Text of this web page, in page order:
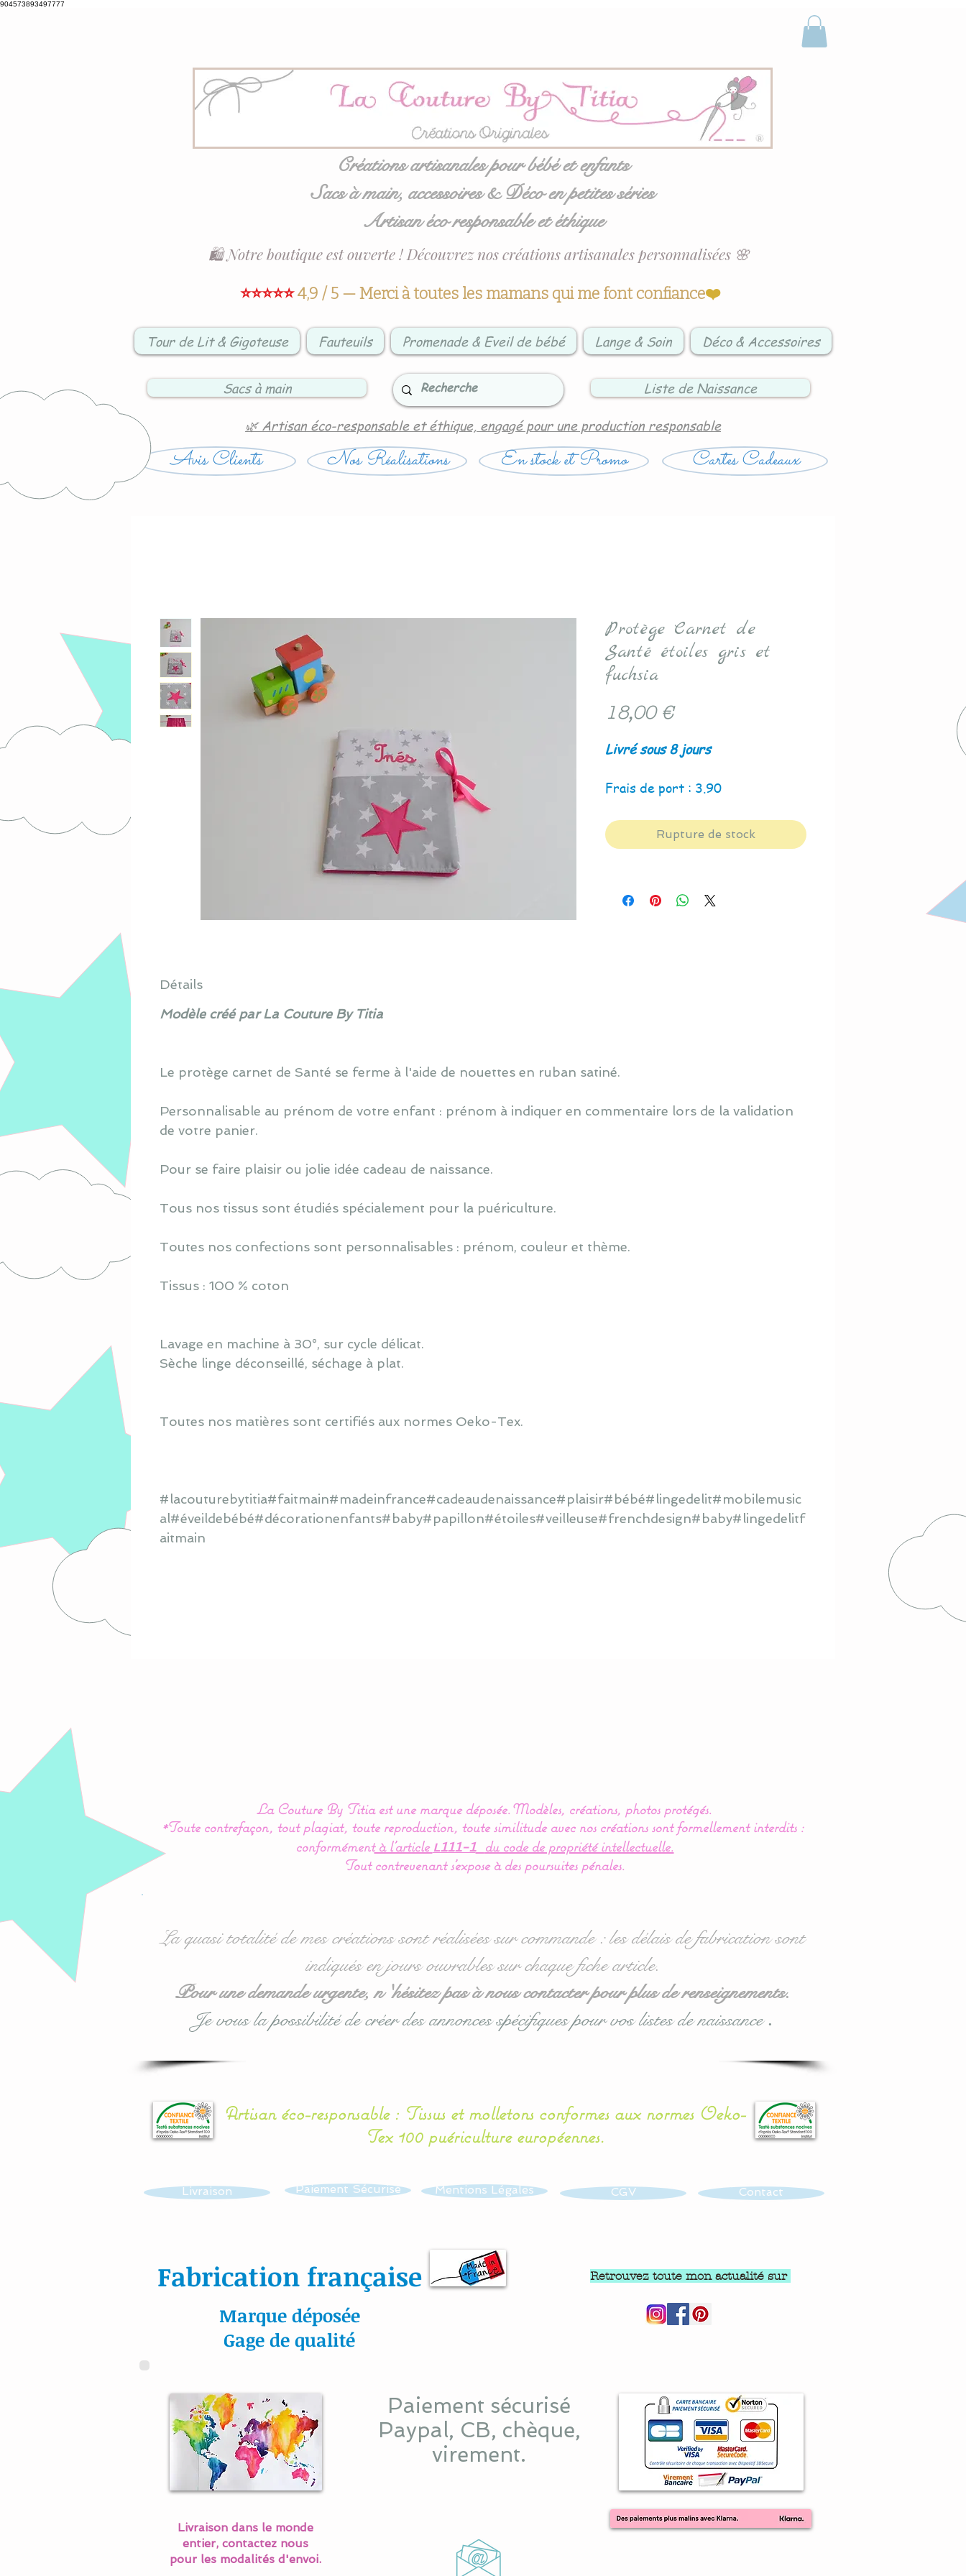
904573893497777
Créations artisanales pour bébé et enfants
Sacs à main, accessoires & Déco en petites séries
Artisan éco responsable et éthique
⭐⭐⭐⭐⭐4,9 / 5 — Merci à toutes les mamans qui me font confiance❤️
🛍️ Notre boutique est ouverte ! Découvrez nos créations artisanales personnalisées 🌸
Tour de Lit & Gigoteuse Fauteuils Promenade & Eveil de bébé Lange & Soin Déco & Accessoires
Sacs à main Liste de Naissance
🌿 Artisan éco-responsable et éthique, engagé pour une production responsable
Avis Clients Nos Réalisations En stock et Promo Cartes Cadeaux
Protège Carnet de
Santé étoiles gris et
fuchsia
18,00 €Prix
Livré sous 8 jours
Frais de port : 3.90
Rupture de stock
Détails
Modèle créé par La Couture By Titia
Le protège carnet de Santé se ferme à l'aide de nouettes en ruban satiné.
Personnalisable au prénom de votre enfant : prénom à indiquer en commentaire lors de la validation
de votre panier.
Pour se faire plaisir ou jolie idée cadeau de naissance.
Tous nos tissus sont étudiés spécialement pour la puériculture.
Toutes nos confections sont personnalisables : prénom, couleur et thème.
Tissus : 100 % coton
Lavage en machine à 30°, sur cycle délicat.
Sèche linge déconseillé, séchage à plat.
Toutes nos matières sont certifiés aux normes Oeko-Tex.
#lacouturebytitia#faitmain#madeinfrance#cadeaudenaissance#plaisir#bébé#lingedelit#mobilemusic
al#éveildebébé#décorationenfants#baby#papillon#étoiles#veilleuse#frenchdesign#baby#lingedelitf
aitmain
La Couture By Titia est une marque déposée. Modèles, créations, photos protégés.
*Toute contrefaçon, tout plagiat, toute reproduction, toute similitude avec nos créations sont formellement interdits :
conformémentà l’article L111-1
du code de propriété intellectuelle.
Tout contrevenant s'expose à des poursuites pénales.
La quasi totalité de mes créations sont réalisées sur commande : les délais de fabrication sont
indiqués en jours ouvrables sur chaque fiche article.
Pour une demande urgente, n 'hésitez pas à nous contacter pour plus de renseignements.
Je vous la possibilité de créer des annonces spécifiques pour vos listes de naissance.
Artisan éco-responsable : Tissus et molletons conformes aux normes Oeko-
Tex 100 puériculture européennes.
Livraison Paiement Sécurisé Mentions Légales
Fabrication française
Marque déposée
Gage de qualité
CGV Contact
Retrouvez toute mon actualité sur
Livraison dans le monde
entier, contactez nous
pour les modalités d'envoi.
Paiement sécurisé
Paypal, CB, chèque,
virement.